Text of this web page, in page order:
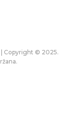
| Copyright © 2025.